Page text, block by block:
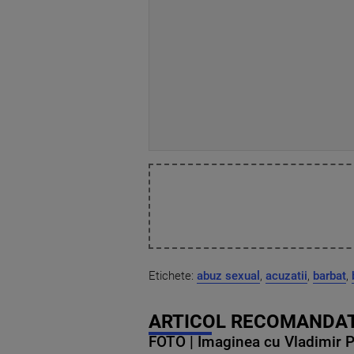
Etichete: abuz sexual , acuzatii, barbat,
ARTICOL
FOTO | Imaginea cu Vladimir